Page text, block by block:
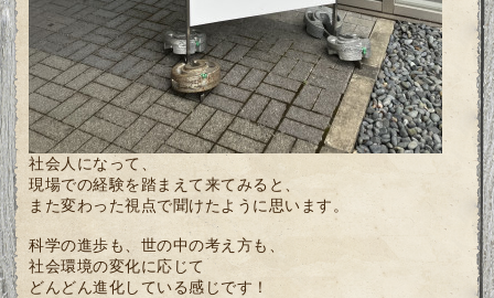
社会人になって、
現場での経験を踏まえて来てみると、
また変わった視点で聞けたように思います。
科学の進歩も、世の中の考え方も、
社会環境の変化に応じて
どんどん進化している感じです！